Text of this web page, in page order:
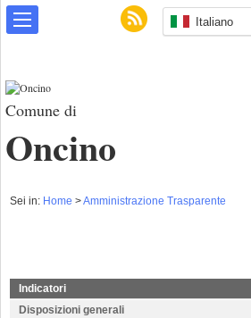
Italiano
Comune di
Oncino
Sei in: Home >Amministrazione Trasparente
Indicatori
Disposizioni generali